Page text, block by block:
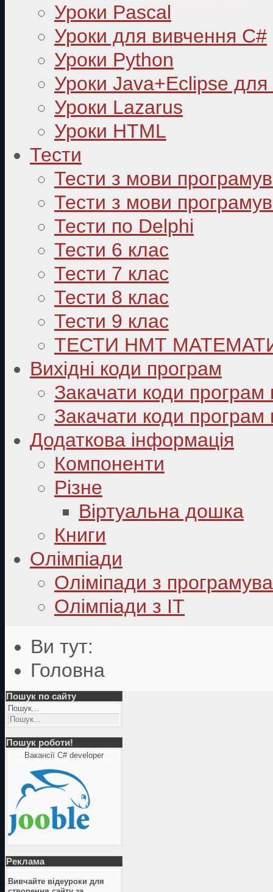
Уроки Pascal
Уроки для вивчення C#
Уроки Python
Уроки Java+Eclipse
Уроки Lazarus
Уроки HTML
Тести
Тести з мови
Тести з мови
Тести по Delphi
Тести 6 клас
Тести 7 клас
Тести 8 клас
Тести 9 клас
ТЕСТИ НМТ
Вихідні коди програм
Закачати коди програм
Закачати коди програм
Додаткова інформація
Компоненти
Різне
Віртуальна дошка
Книги
Олімпіади
Оліміпади з
Олімпіади з ІТ
Ви тут:
Головна
Пошук по сайту
Пошук...
Пошук роботи!
Вакансії C# developer
Реклама
Вивчайте відеуроки для